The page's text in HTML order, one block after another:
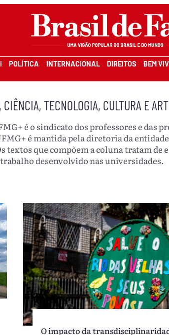
I POLÍTICA INTERNACIONAL DIREITOS BEM
CIÊNCIA, TECNOLOGIA, CULTURA E
é o sindicato dos professores e das
é mantida pela diretoria da
textos que compõem a coluna tratam
desenvolvido nas universidades.
O impacto da